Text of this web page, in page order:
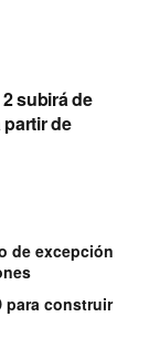
subirá de
partir de
de excepción
para construir